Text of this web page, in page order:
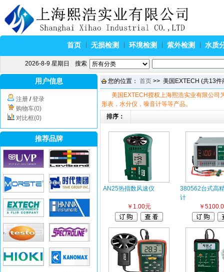
首页 无损检测 环境检测 紫外检测 水质
2026-8-9 星期日 搜索
用户信息
注册 /登录
购物车(0)
对比框(0)
推荐品牌
您的位置： 首页 >> 美国EXTECH (共13件
美国EXTECH授权上海熙浩实业有限公司
形表，水分仪，噪音计等等产品。
排序：
AN25热指数风速仪
￥1.00元
380562台式高
计
￥